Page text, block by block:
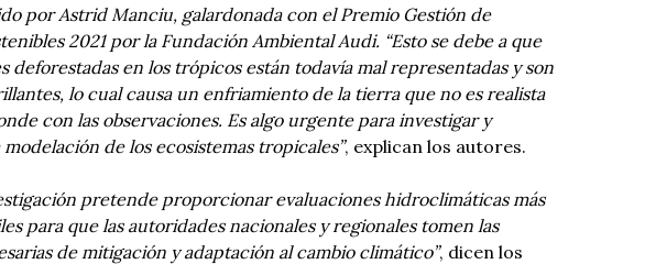
por Astrid Manciu, galardonada con el Premio Gestión de
2021 por la Fundación Ambiental Audi. “Esto se debe a que
deforestadas en los trópicos están todavía mal representadas y son
lo cual causa un enfriamiento de la tierra que no es realista
con las observaciones. Es algo urgente para investigar y
de los ecosistemas tropicales”, explican los autores.
pretende proporcionar evaluaciones hidroclimáticas más
para que las autoridades nacionales y regionales tomen las
de mitigación y adaptación al cambio climático”, dicen los